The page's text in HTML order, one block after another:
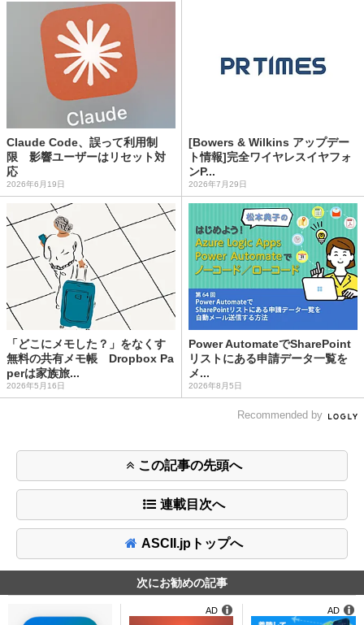
Claude Code、誤って利用制
限 影響ユーザーはリセット対
応
2026年6月19日
[Bowers & Wilkins アップデー
ト情報]完全ワイヤレスイヤフォ
ンP...
2026年7月29日
「どこにメモした？」をなくす
無料の共有メモ帳 Dropbox Pa
perは家族旅...
2026年5月16日
Power AutomateでSharePoint
リストにある申請データ一覧を
メ...
2026年8月5日
Recommended by
この記事の先頭へ
連載目次へ
ASCII.jpトップへ
次にお勧めの記事
AD AD